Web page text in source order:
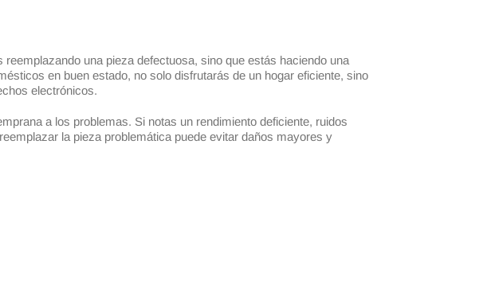
una pieza defectuosa, sino que estás haciendo una
en buen estado, no solo disfrutarás de un hogar eficiente, sino
electrónicos.
a los problemas. Si notas un rendimiento deficiente, ruidos
la pieza problemática puede evitar daños mayores y